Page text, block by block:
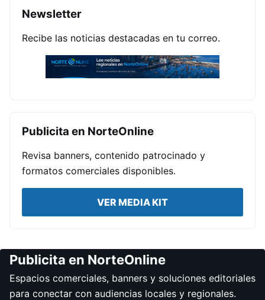
Newsletter
Recibe las noticias destacadas en tu correo.
Publicita en NorteOnline
Revisa banners, contenido patrocinado y
formatos comerciales disponibles.
VER MEDIA KIT
Publicita en NorteOnline
Espacios comerciales, banners y soluciones editoriales
para conectar con audiencias locales y regionales.